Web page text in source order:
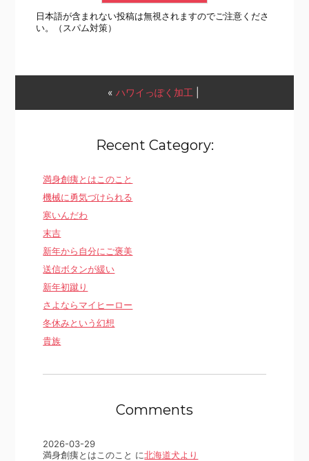
日本語が含まれない投稿は無視されますのでご注意くださ
い。（スパム対策）
« ハワイっぽく加工
Recent Category:
満身創痍とはこのこと
機械に勇気づけられる
寒いんだわ
末吉
新年から自分にご褒美
送信ボタンが緩い
新年初蹴り
さよならマイヒーロー
冬休みという幻想
貴族
Comments
2026-03-29
満身創痍とはこのこと に北海道犬より